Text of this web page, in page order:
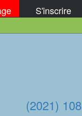
S'inscrire
(2021) 108